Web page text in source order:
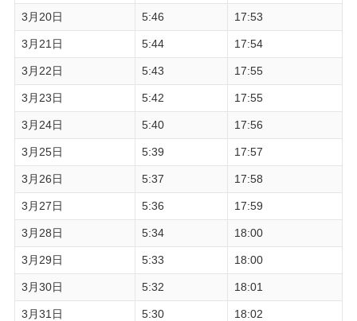
3月20日 5:46 17:53
3月21日 5:44 17:54
3月22日 5:43 17:55
3月23日 5:42 17:55
3月24日 5:40 17:56
3月25日 5:39 17:57
3月26日 5:37 17:58
3月27日 5:36 17:59
3月28日 5:34 18:00
3月29日 5:33 18:00
3月30日 5:32 18:01
3月31日 5:30 18:02